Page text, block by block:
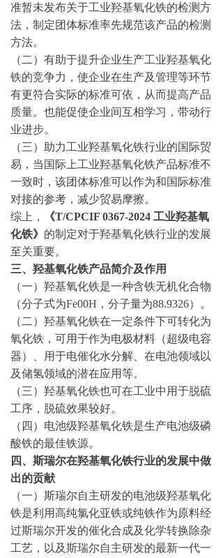
准暂未发布关于工业羟基氧化铁的检测方
法，制定团体标准率先规范该产品的检测
方法。
（二）有助于提升企业生产工业羟基氧化
铁的竞争力，使企业在生产及管理等环节
有更符合实际的标准可依，从而提高产品
质量。也能促使企业间互相学习，带动行
业进步。
（三）助力工业羟基氧化铁行业的国际贸
易，当国际上工业羟基氧化铁产品标准不
一致时，该团体标准可以作为和国际标准
对接的参考，减少贸易摩擦。
综上，
《T/CPCIF 0367-2024 工业羟基氧
化铁》 的制定对于羟基氧化铁行业的发展
至关重要。
三、羟基氧化铁产品简介及作用
（一）羟基氧化铁是一种含铁无机化合物
（分子式为Fe00H，分子量为88.9326）。
（二）羟基氧化铁在一定条件下可转化为
氧化铁，可用于作为电极材料（超级电容
器）、用于电催化水分解、在电池领域以
及储氢领域的潜在应用等。
（三）羟基氧化铁也可在工业中用于脱硫
工序，脱硫效果较好。
（四）电池级羟基氧化铁是生产电池级磷
酸铁的最佳铁源。
四、 斯瑞尔在羟基氧化铁行业的发展中做
出的贡献
（一）斯瑞尔自主研发的电池级羟基氧化
铁是利用高纯氯化亚铁或纯铁作为原料经
过斯瑞尔开发的催化合成及化学转换除杂
工艺，以及斯瑞尔自主研发的最新一代一